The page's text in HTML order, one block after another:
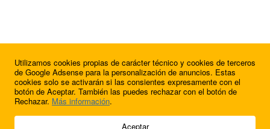
© 2009 - 2026 Soluciones Corporativas IP, SL.
Utilizamos cookies propias de carácter técnico y cookies de terceros
de Google Adsense para la personalización de anuncios. Estas
cookies solo se activarán si las consientes expresamente con el
botón de Aceptar. También las puedes rechazar con el botón de
Rechazar. Más información.
Aceptar